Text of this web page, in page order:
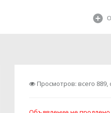
Просмотров: всего 889,